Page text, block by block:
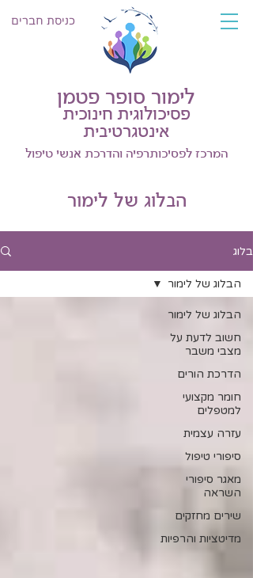
לימור סופר פטמן
פסיכולוגית חינוכית
אינטגרטיבית
המרכז לפסיכותרפיה והדרכת אנשי טיפול
כניסת חברים
הבלוג של לימור
בלוג
הבלוג של לימור
חשוב לדעת על
מצבי משבר
הדרכת הורים
חומר מקצועי
למטפלים
עזרה עצמית
סיפורי טיפול
מאגר סיפורי
השראה
שירים מחזקים
מדיטציות והרפיות
הבלוג של לימור